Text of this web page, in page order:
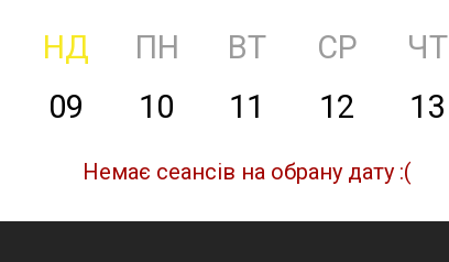
НД ПН ВТ СР ЧТ
09 10 11 12 13
Немає сеансів на обрану дату :(